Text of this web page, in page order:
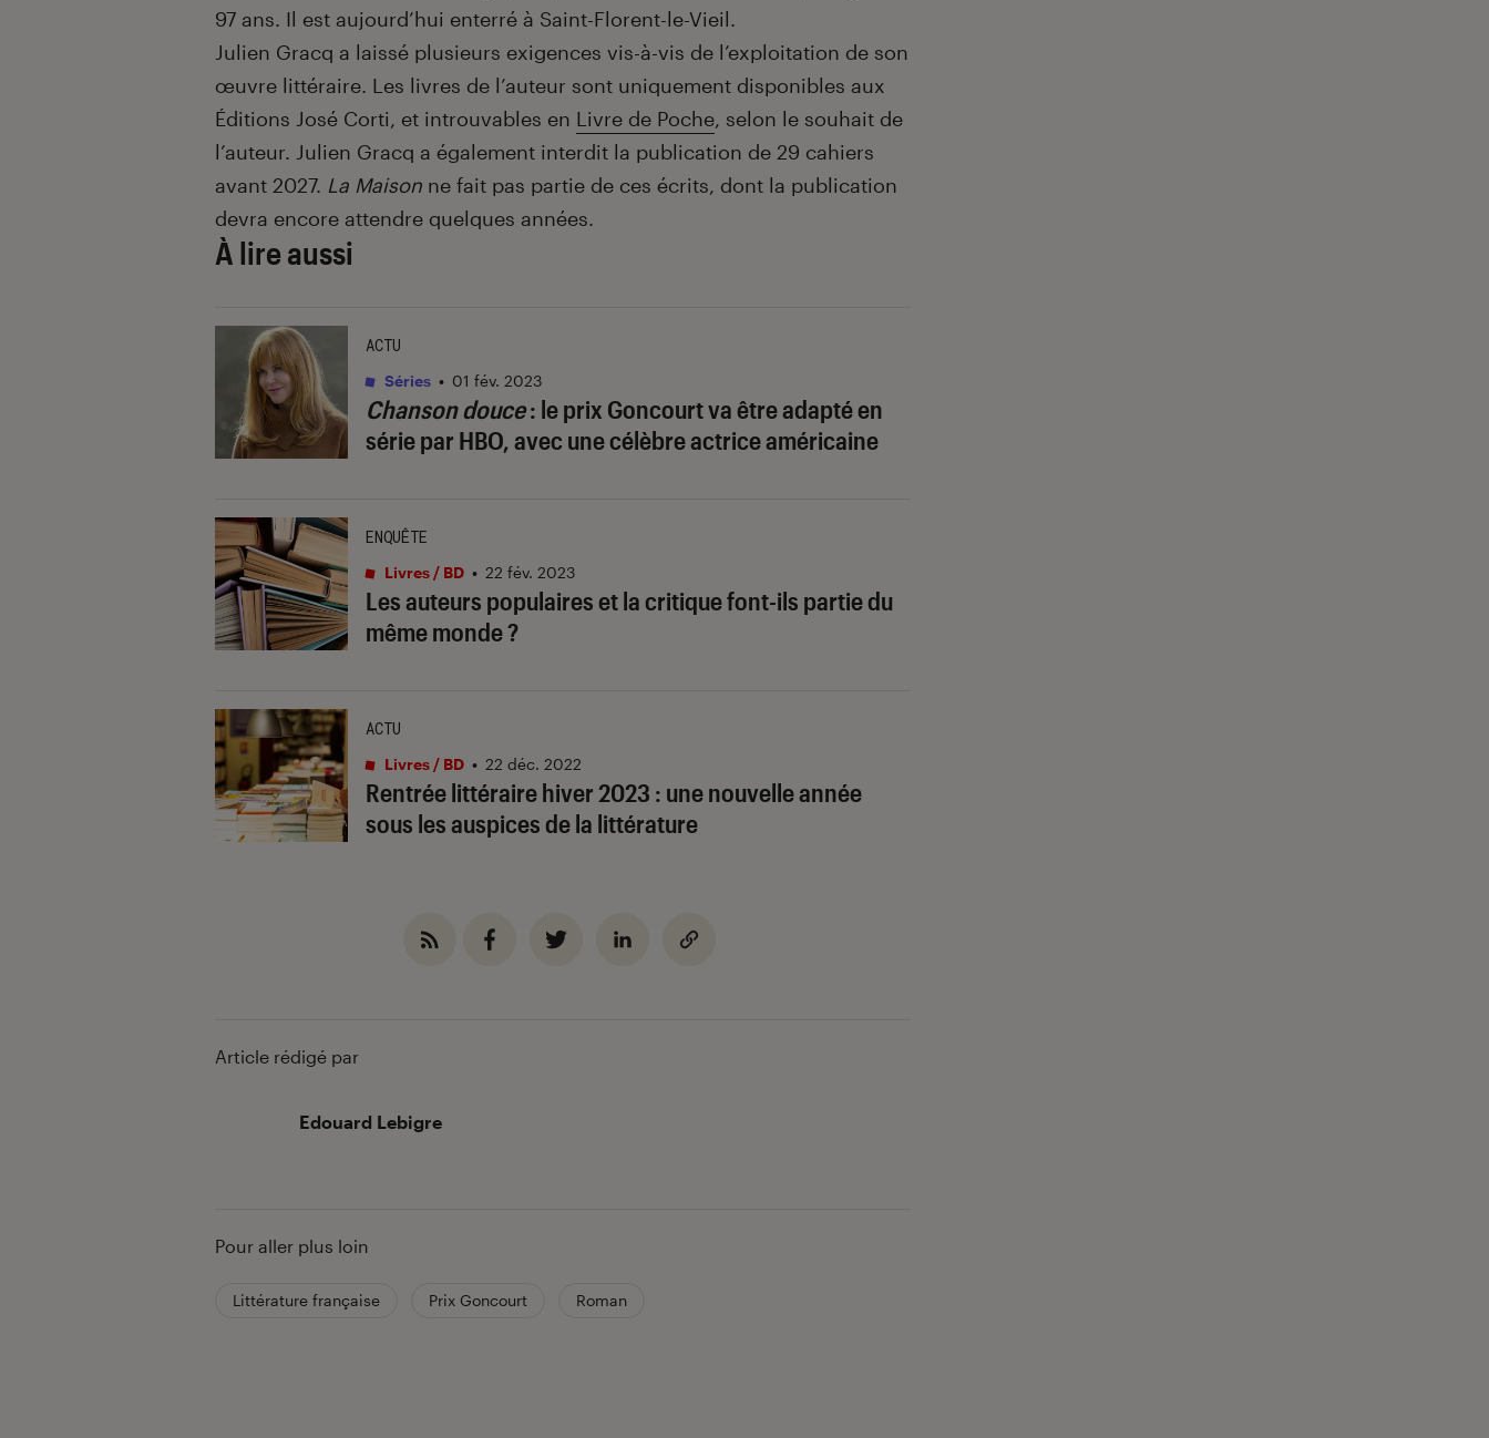
97 ans. Il est aujourd’hui enterré à Saint-Florent-le-Vieil.
Julien Gracq a laissé plusieurs exigences vis-à-vis de l’exploitation de son
œuvre littéraire. Les livres de l’auteur sont uniquement disponibles aux
Éditions José Corti, et introuvables en Livre de Poche, selon le souhait de
l’auteur. Julien Gracq a également interdit la publication de 29 cahiers
avant 2027. La Maison ne fait pas partie de ces écrits, dont la publication
devra encore attendre quelques années.
À lire aussi
Chanson douce: le prix Goncourt va être adapté en
série par HBO, avec une célèbre actrice américaine
ACTU
Séries • 01 fév. 2023
Les auteurs populaires et la critique font-ils partie du
même monde ?
ENQUÊTE
Livres / BD • 22 fév. 2023
Rentrée littéraire hiver 2023 : une nouvelle année
sous les auspices de la littérature
ACTU
Livres / BD • 22 déc. 2022
Article rédigé par
Edouard Lebigre
Pour aller plus loin
Littérature française Prix Goncourt Roman